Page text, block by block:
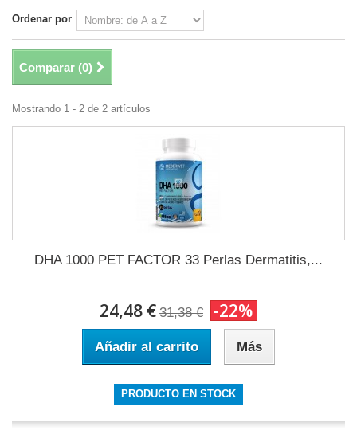
Ordenar por
Comparar (0)
Mostrando 1 - 2 de 2 artículos
DHA 1000 PET FACTOR 33 Perlas Dermatitis,...
24,48 € 31,38 € -22%
Añadir al carrito Más
PRODUCTO EN STOCK